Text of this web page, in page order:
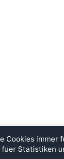
Cookies immer
Statistiken